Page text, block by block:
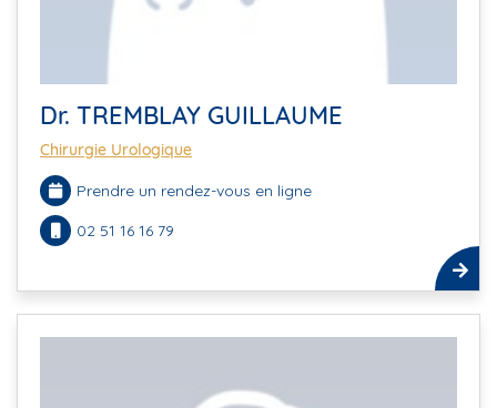
Dr. TREMBLAY GUILLAUME
Chirurgie Urologique
Prendre un rendez-vous en ligne
02 51 16 16 79